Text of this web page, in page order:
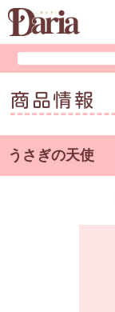
商品情報
うさぎの天使